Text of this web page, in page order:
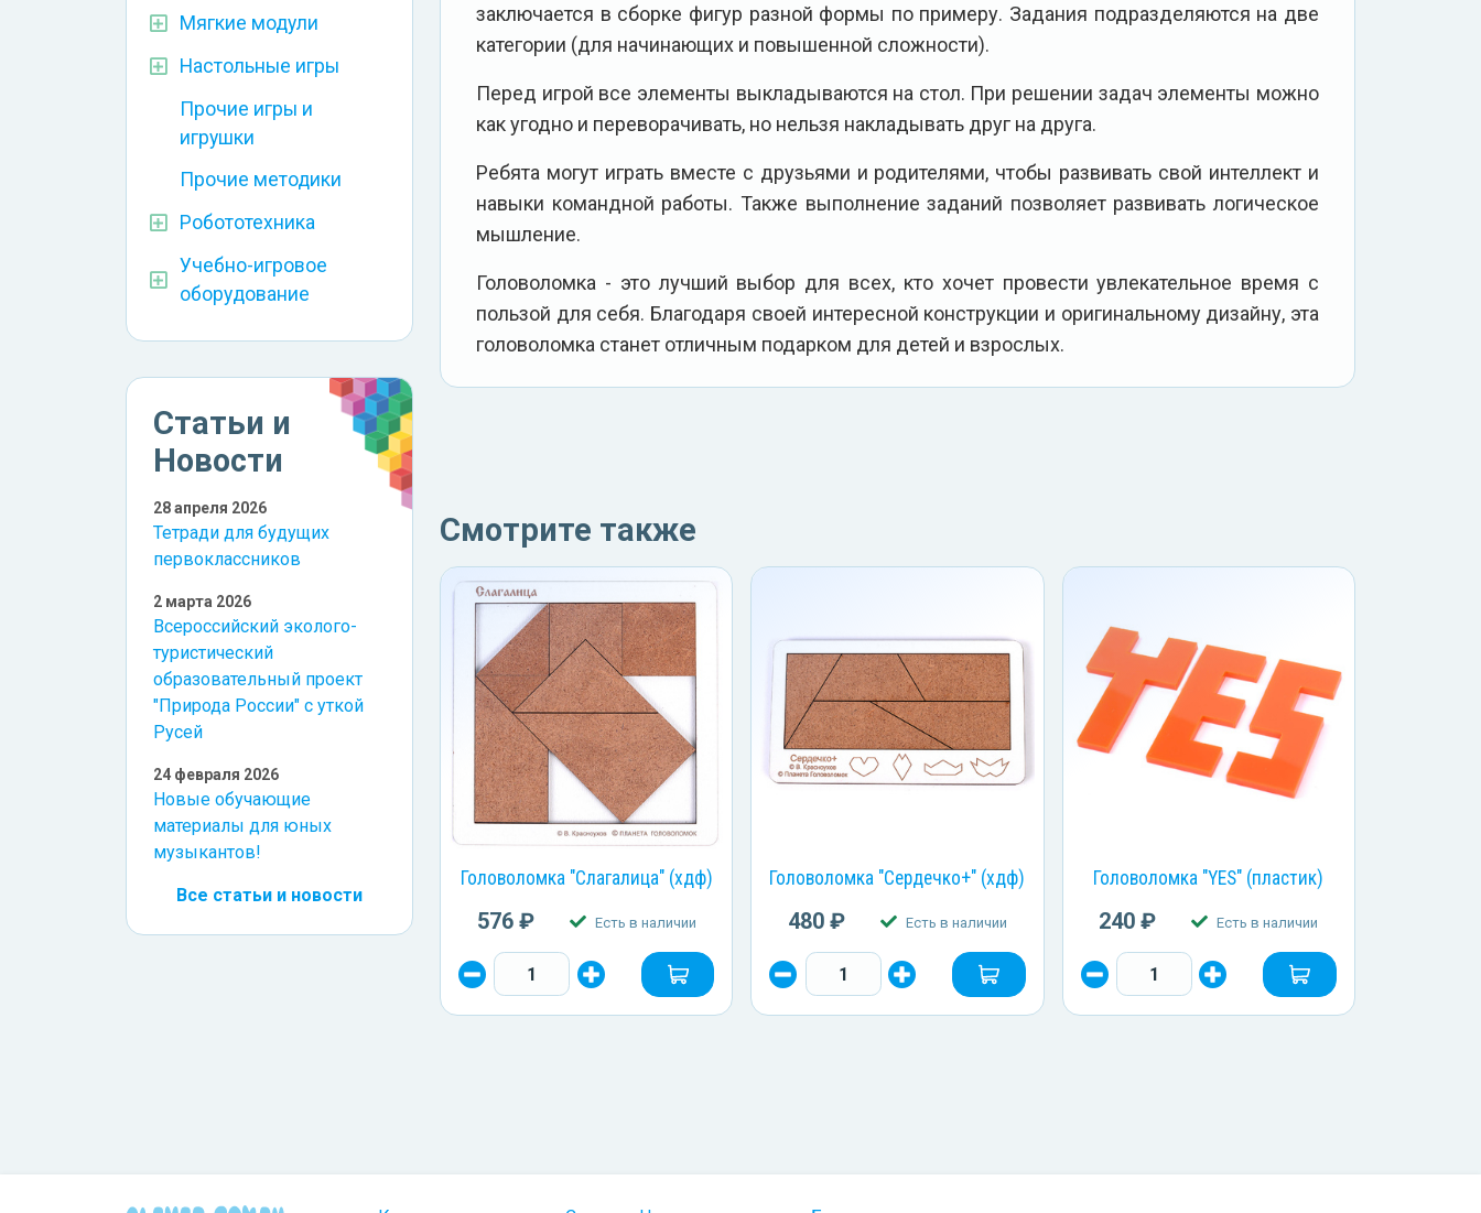
Мягкие модули
Настольные игры
Прочие игры и
игрушки
Прочие методики
Робототехника
Учебно-игровое
оборудование
Статьи и
Новости
28 апреля 2026
Тетради для будущих
первоклассников
2 марта 2026
Всероссийский эколого-
туристический
образовательный проект
"Природа России" с уткой
Русей
24 февраля 2026
Новые обучающие
материалы для юных
музыкантов!
Все статьи и новости
заключается в сборке фигур разной формы по примеру. Задания подразделяются на две
категории (для начинающих и повышенной сложности).
Перед игрой все элементы выкладываются на стол. При решении задач элементы можно
как угодно и переворачивать, но нельзя накладывать друг на друга.
Ребята могут играть вместе с друзьями и родителями, чтобы развивать свой интеллект и
навыки командной работы. Также выполнение заданий позволяет развивать логическое
мышление.
Головоломка - это лучший выбор для всех, кто хочет провести увлекательное время с
пользой для себя. Благодаря своей интересной конструкции и оригинальному дизайну, эта
головоломка станет отличным подарком для детей и взрослых.
Смотрите также
Головоломка "Слагалица" (хдф)
576 ₽ Есть в наличии
Головоломка "Сердечко+" (хдф)
480 ₽ Есть в наличии
Головоломка "YES" (пластик)
240 ₽ Есть в наличии